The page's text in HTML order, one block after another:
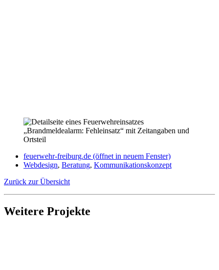
feuerwehr-freiburg.de (öffnet in neuem Fenster)
Webdesign, Beratung, Kommunikationskonzept
Zurück zur Übersicht
Weitere Projekte